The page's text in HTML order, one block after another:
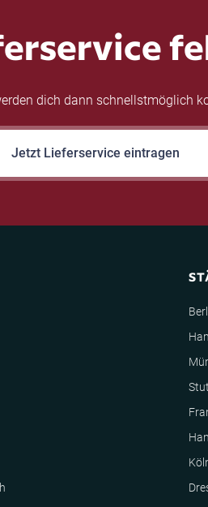
dich dann schnellstmöglich
Jetzt Lieferservice eintragen